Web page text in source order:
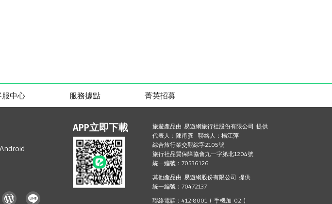
服中心 服務據點 菁英招募
Android
APP立即下載
旅遊產品由 易遊網旅行社股份有限公司 提供
代表人：陳甫彥 聯絡人：楊江萍
綜合旅行業交觀綜字2105號
旅行社品質保障協會九一字第北1204號
統一編號：70536126
其他產品由 易遊網股份有限公司 提供
統一編號：70472137
聯絡電話：412-8001 ( 手機加 02 )